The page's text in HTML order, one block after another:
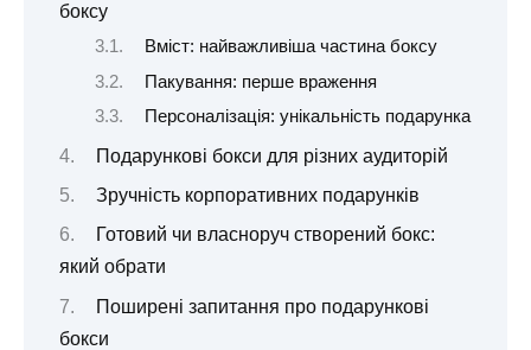
боксу
Вміст: найважливіша частина боксу
Пакування: перше враження
Персоналізація: унікальність подарунка
Подарункові бокси для різних аудиторій
Зручність корпоративних подарунків
Готовий чи власноруч створений бокс:
який обрати
Поширені запитання про подарункові
бокси